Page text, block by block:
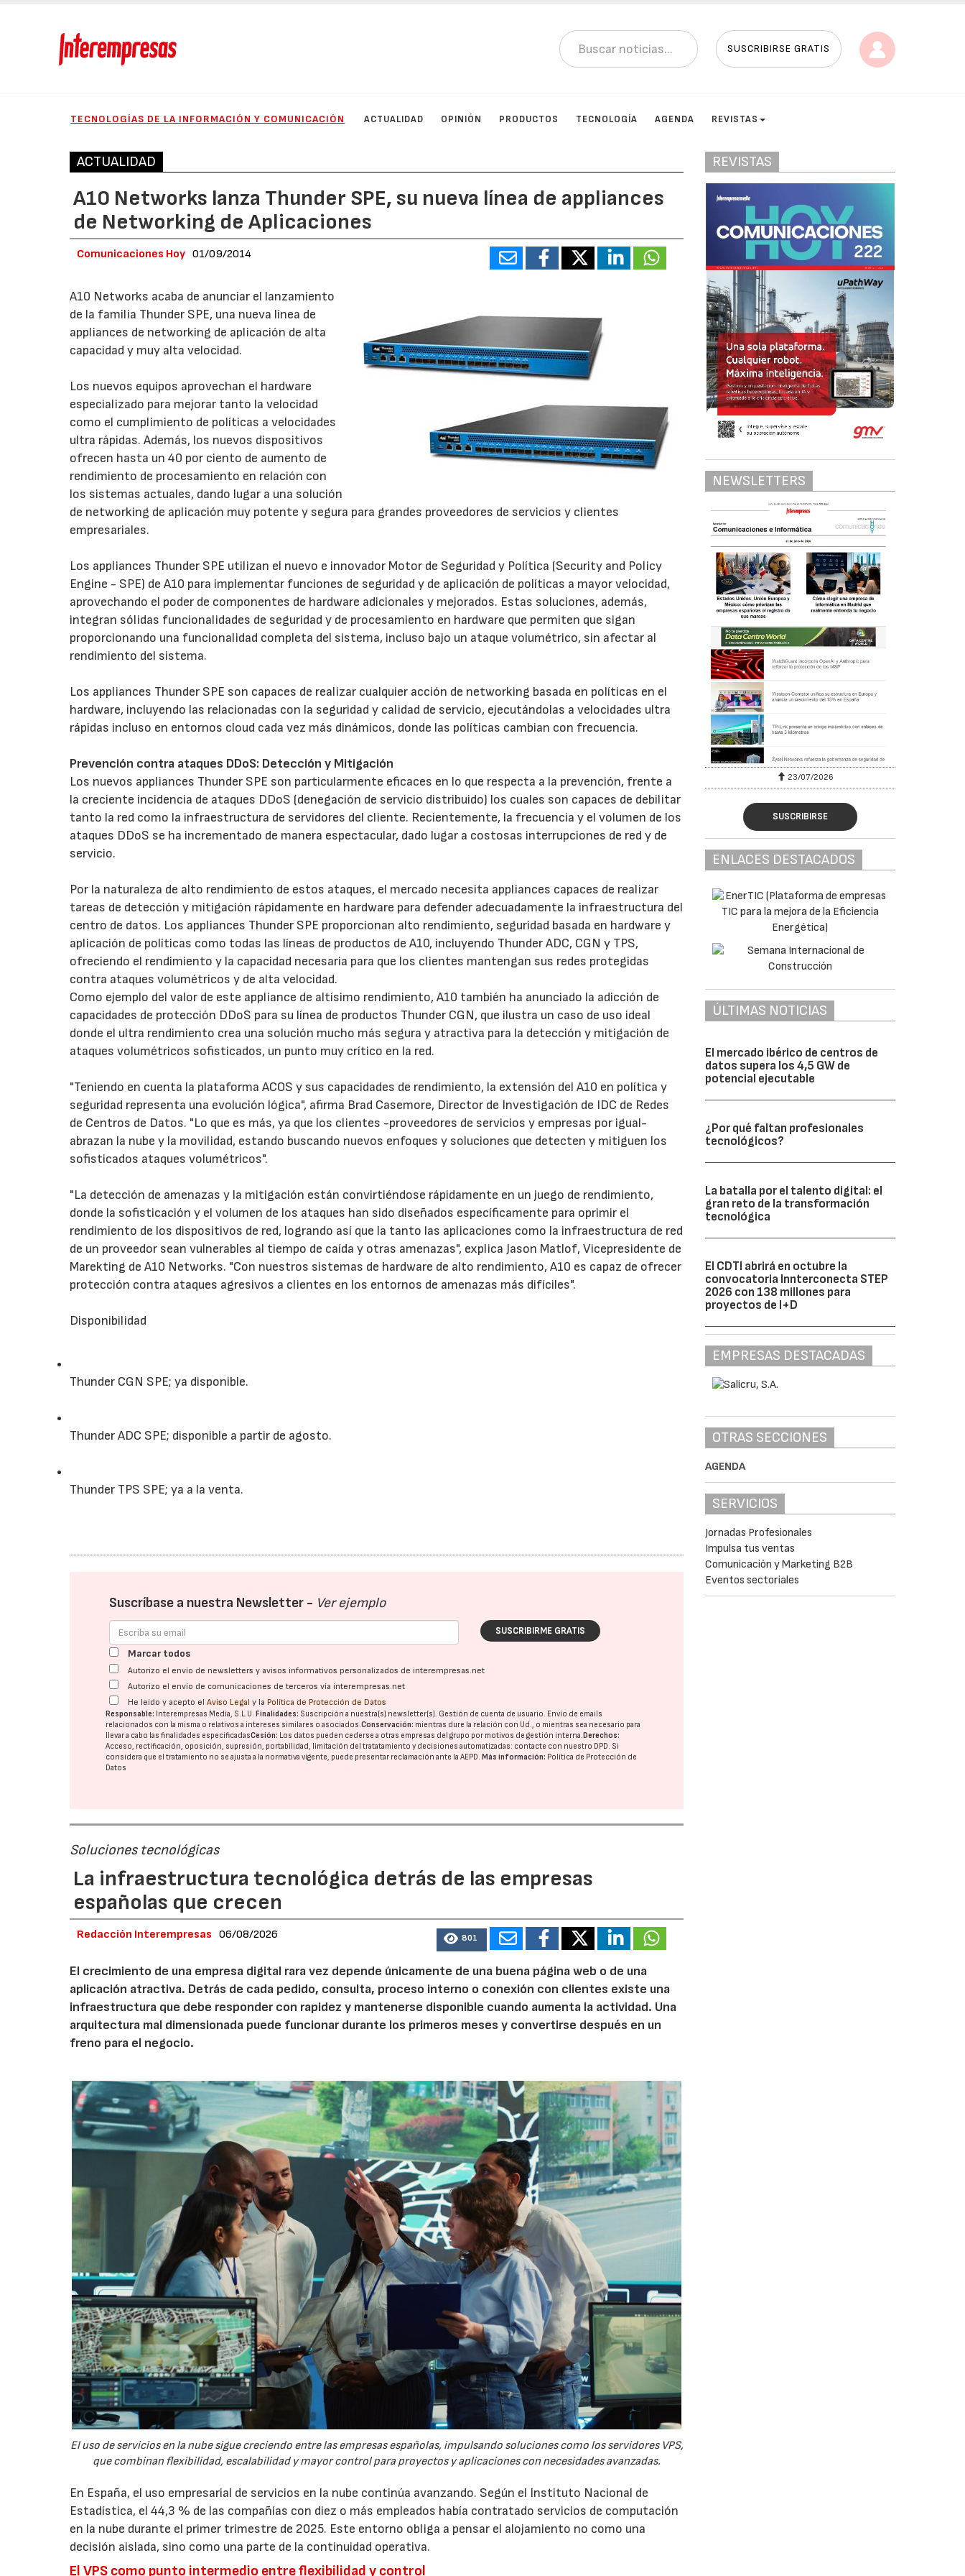
SUSCRIBIRSE GRATIS
TECNOLOGÍAS DE LA INFORMACIÓN Y COMUNICACIÓN ACTUALIDAD OPINIÓN PRODUCTOS TECNOLOGÍA AGENDA REVISTAS
ACTUALIDAD
A10 Networks lanza Thunder SPE, su nueva línea de appliances
de Networking de Aplicaciones
Comunicaciones Hoy 01/09/2014
A10 Networks acaba de anunciar el lanzamiento
de la familia Thunder SPE, una nueva línea de
appliances de networking de aplicación de alta
capacidad y muy alta velocidad.
Los nuevos equipos aprovechan el hardware
especializado para mejorar tanto la velocidad
como el cumplimiento de políticas a velocidades
ultra rápidas. Además, los nuevos dispositivos
ofrecen hasta un 40 por ciento de aumento de
rendimiento de procesamiento en relación con
los sistemas actuales, dando lugar a una solución
de networking de aplicación muy potente y segura para grandes proveedores de servicios y clientes
empresariales.
Los appliances Thunder SPE utilizan el nuevo e innovador Motor de Seguridad y Política (Security and Policy
Engine - SPE) de A10 para implementar funciones de seguridad y de aplicación de políticas a mayor velocidad,
aprovechando el poder de componentes de hardware adicionales y mejorados. Estas soluciones, además,
integran sólidas funcionalidades de seguridad y de procesamiento en hardware que permiten que sigan
proporcionando una funcionalidad completa del sistema, incluso bajo un ataque volumétrico, sin afectar al
rendimiento del sistema.
Los appliances Thunder SPE son capaces de realizar cualquier acción de networking basada en políticas en el
hardware, incluyendo las relacionadas con la seguridad y calidad de servicio, ejecutándolas a velocidades ultra
rápidas incluso en entornos cloud cada vez más dinámicos, donde las políticas cambian con frecuencia.
Prevención contra ataques DDoS: Detección y Mitigación
Los nuevos appliances Thunder SPE son particularmente eficaces en lo que respecta a la prevención, frente a
la creciente incidencia de ataques DDoS (denegación de servicio distribuido) los cuales son capaces de debilitar
tanto la red como la infraestructura de servidores del cliente. Recientemente, la frecuencia y el volumen de los
ataques DDoS se ha incrementado de manera espectacular, dado lugar a costosas interrupciones de red y de
servicio.
Por la naturaleza de alto rendimiento de estos ataques, el mercado necesita appliances capaces de realizar
tareas de detección y mitigación rápidamente en hardware para defender adecuadamente la infraestructura del
centro de datos. Los appliances Thunder SPE proporcionan alto rendimiento, seguridad basada en hardware y
aplicación de políticas como todas las líneas de productos de A10, incluyendo Thunder ADC, CGN y TPS,
ofreciendo el rendimiento y la capacidad necesaria para que los clientes mantengan sus redes protegidas
contra ataques volumétricos y de alta velocidad.
Como ejemplo del valor de este appliance de altísimo rendimiento, A10 también ha anunciado la adicción de
capacidades de protección DDoS para su línea de productos Thunder CGN, que ilustra un caso de uso ideal
donde el ultra rendimiento crea una solución mucho más segura y atractiva para la detección y mitigación de
ataques volumétricos sofisticados, un punto muy crítico en la red.
"Teniendo en cuenta la plataforma ACOS y sus capacidades de rendimiento, la extensión del A10 en política y
seguridad representa una evolución lógica", afirma Brad Casemore, Director de Investigación de IDC de Redes
de Centros de Datos. "Lo que es más, ya que los clientes -proveedores de servicios y empresas por igual-
abrazan la nube y la movilidad, estando buscando nuevos enfoques y soluciones que detecten y mitiguen los
sofisticados ataques volumétricos".
"La detección de amenazas y la mitigación están convirtiéndose rápidamente en un juego de rendimiento,
donde la sofisticación y el volumen de los ataques han sido diseñados específicamente para oprimir el
rendimiento de los dispositivos de red, logrando así que la tanto las aplicaciones como la infraestructura de red
de un proveedor sean vulnerables al tiempo de caída y otras amenazas", explica Jason Matlof, Vicepresidente de
Marekting de A10 Networks. "Con nuestros sistemas de hardware de alto rendimiento, A10 es capaz de ofrecer
protección contra ataques agresivos a clientes en los entornos de amenazas más difíciles".
Disponibilidad
Thunder CGN SPE; ya disponible.
Thunder ADC SPE; disponible a partir de agosto.
Thunder TPS SPE; ya a la venta.
Suscríbase a nuestra Newsletter - Ver ejemplo
SUSCRIBIRME GRATIS
Marcar todos
Autorizo el envío de newsletters y avisos informativos personalizados de interempresas.net
Autorizo el envío de comunicaciones de terceros vía interempresas.net
He leído y acepto elAviso Legal y la Política de Protección de Datos
Responsable: Interempresas Media, S.L.U. Finalidades: Suscripción a nuestra(s) newsletter(s). Gestión de cuenta de usuario. Envío de emails
relacionados con la misma o relativos a intereses similares o asociados.Conservación: mientras dure la relación con Ud., o mientras sea necesario para
llevar a cabo las finalidades especificadasCesión: Los datos pueden cederse a otras empresas del grupo por motivos de gestión interna. Derechos:
Acceso, rectificación, oposición, supresión, portabilidad, limitación del tratatamiento y decisiones automatizadas: contacte con nuestro DPD. Si
considera que el tratamiento no se ajusta a la normativa vigente, puede presentar reclamación ante laAEPD. Más información: Política de Protección de
Datos
Soluciones tecnológicas
La infraestructura tecnológica detrás de las empresas
españolas que crecen
Redacción Interempresas 06/08/2026 801
El crecimiento de una empresa digital rara vez depende únicamente de una buena página web o de una
aplicación atractiva. Detrás de cada pedido, consulta, proceso interno o conexión con clientes existe una
infraestructura que debe responder con rapidez y mantenerse disponible cuando aumenta la actividad. Una
arquitectura mal dimensionada puede funcionar durante los primeros meses y convertirse después en un
freno para el negocio.
El uso de servicios en la nube sigue creciendo entre las empresas españolas, impulsando soluciones como los servidores VPS,
que combinan flexibilidad, escalabilidad y mayor control para proyectos y aplicaciones con necesidades avanzadas.
En España, el uso empresarial de servicios en la nube continúa avanzando. Según el Instituto Nacional de
Estadística, el 44,3 % de las compañías con diez o más empleados había contratado servicios de computación
en la nube durante el primer trimestre de 2025. Este entorno obliga a pensar el alojamiento no como una
decisión aislada, sino como una parte de la continuidad operativa.
El VPS como punto intermedio entre flexibilidad y control
REVISTAS
NEWSLETTERS
23/07/2026 30/07/2026 23/07/2026
SUSCRIBIRSE
ENLACES DESTACADOS
ÚLTIMAS NOTICIAS
El mercado ibérico de centros de
datos supera los 4,5 GW de
potencial ejecutable
¿Por qué faltan profesionales
tecnológicos?
La batalla por el talento digital: el
gran reto de la transformación
tecnológica
El CDTI abrirá en octubre la
convocatoria Innterconecta STEP
2026 con 138 millones para
proyectos de I+D
EMPRESAS DESTACADAS
OTRAS SECCIONES
AGENDA
SERVICIOS
Jornadas Profesionales
Impulsa tus ventas
Comunicación y Marketing B2B
Eventos sectoriales